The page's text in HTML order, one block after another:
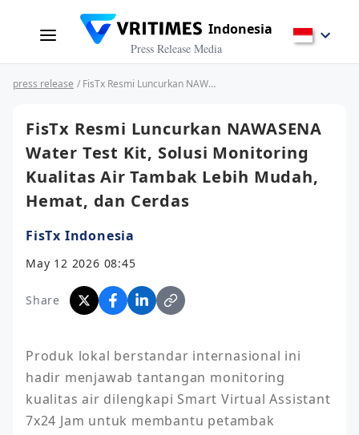
Indonesia
Press Release Media
press release / FisTx Resmi Luncurkan NAWASENA Water Test Kit, Solusi Monitoring Kualitas Air Tambak Lebih Mudah, Hemat, dan Cerdas
FisTx Resmi Luncurkan NAWASENA
Water Test Kit, Solusi Monitoring
Kualitas Air Tambak Lebih Mudah,
Hemat, dan Cerdas
FisTx Indonesia
May 12 2026 08:45
Share
Produk lokal berstandar internasional ini
hadir menjawab tantangan monitoring
kualitas air dilengkapi Smart Virtual Assistant
7x24 Jam untuk membantu petambak